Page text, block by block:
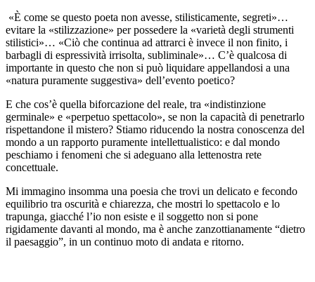
«È come se questo poeta non avesse, stilisticamente, segreti»…
evitare la «stilizzazione» per possedere la «varietà degli strumenti
stilistici»… «Ciò che continua ad attrarci è invece il non finito, i
barbagli di espressività irrisolta, subliminale»… C’è qualcosa di
importante in questo che non si può liquidare appellandosi a una
«natura puramente suggestiva» dell’evento poetico?
E che cos’è quella biforcazione del reale, tra «indistinzione
germinale» e «perpetuo spettacolo», se non la capacità di penetrarlo
rispettandone il mistero? Stiamo riducendo la nostra conoscenza del
mondo a un rapporto puramente intellettualistico: e dal mondo
peschiamo i fenomeni che si adeguano alla lettenostra rete
concettuale.
Mi immagino insomma una poesia che trovi un delicato e fecondo
equilibrio tra oscurità e chiarezza, che mostri lo spettacolo e lo
trapunga, giacché l’io non esiste e il soggetto non si pone
rigidamente davanti al mondo, ma è anche zanzottianamente “dietro
il paesaggio”, in un continuo moto di andata e ritorno.